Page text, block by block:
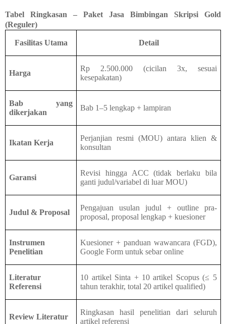
Tabel Ringkasan – Paket Jasa Bimbingan Skripsi Gold
(Reguler)
Fasilitas Utama Detail
Harga
Rp 2.500.000 (cicilan 3x, sesuai
kesepakatan)
Bab yang
dikerjakan
Bab 1–5 lengkap + lampiran
Ikatan Kerja
Perjanjian resmi (MOU) antara klien &
konsultan
Garansi
Revisi hingga ACC (tidak berlaku bila
ganti judul/variabel di luar MOU)
Judul & Proposal
Pengajuan usulan judul + outline pra-
proposal, proposal lengkap + kuesioner
Instrumen
Penelitian
Kuesioner + panduan wawancara (FGD),
Google Form untuk sebar online
Literatur
Referensi
10 artikel Sinta + 10 artikel Scopus (≤ 5
tahun terakhir, total 20 artikel qualified)
Review Literatur
Ringkasan hasil penelitian dari seluruh
artikel referensi